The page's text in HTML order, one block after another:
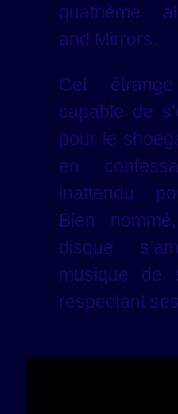
quatrième
and Mirrors.
Cet
capable de
pour le
en
inattendu
Bien
disque
musique de
respectant